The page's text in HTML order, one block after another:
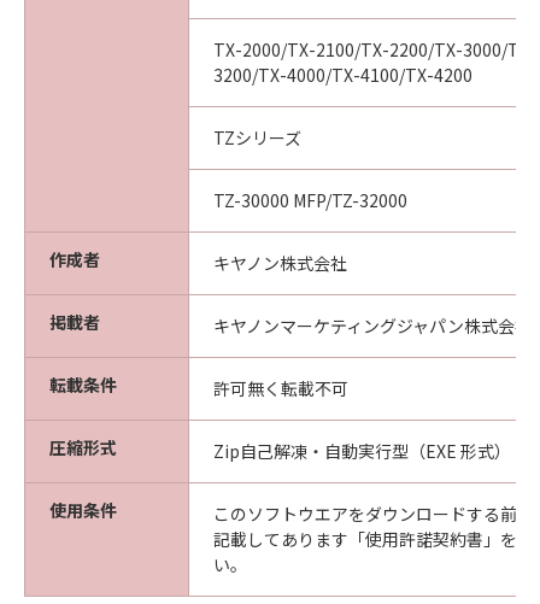
(4) お客様は、上記(3)による本契約の終了後直
べてを廃棄及び消去するものとします。
U.S. GOVERNMENT RESTRICTED RIGHTS
NOTICE:
The Software is a "commercial item," as that
term is defined at 48 C.F.R. 2.101 (Oct 1995),
consisting of "commercial computer
software" and "commercial computer
software documentation," as such terms are
used in 48 C.F.R. 12.212 (Sept 1995).
Consistent with 48 C.F.R. 12.212 and 48 C.F.R.
all U.S. Government End Users shall acquire
the Software with only those rights set forth
herein. Manufacturer is Canon Inc./30-2,
Shimomaruko 3-chome, Ohta-ku, Tokyo 146-
TX-2000/TX-2100/TX-2200/TX-3000/
3200/TX-4000/TX-4100/TX-4200
TZシリーズ
TZ-30000 MFP/TZ-32000
作成者 キヤノン株式会社
掲載者 キヤノンマーケティングジャパン株式会社
転載条件 許可無く転載不可
圧縮形式 Zip自己解凍・自動実行型（EXE 形式）
使用条件
このソフトウエアをダウンロードする前
記載してあります「使用許諾契約書」を
い。